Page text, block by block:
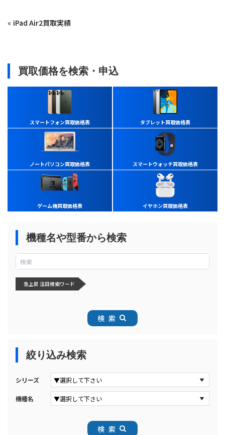
« iPad Air2買取実績
買取価格を検索・申込
スマートフォン買取価格表 タブレット買取価格表
ノートパソコン買取価格表 スマートウォッチ買取価格表
ゲーム機買取価格表 イヤホン買取価格表
機種名や型番から検索
急上昇 注目検索ワード
検索
絞り込み検索
シリーズ
機種名
検索